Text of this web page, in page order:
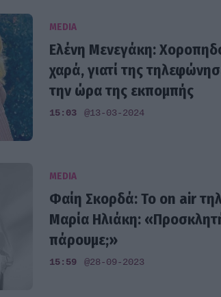
MEDIA
Ελένη Μενεγάκη:
χαρά, γιατί της
την ώρα της εκπομπής
15:03 @13-03-2024
MEDIA
Φαίη Σκορδά: Το on air
Μαρία Ηλιάκη:
πάρουμε;»
15:59 @28-09-2023